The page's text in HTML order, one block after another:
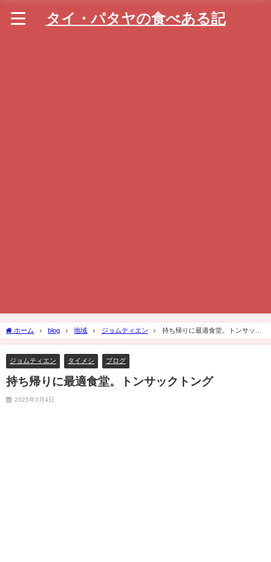
タイ・パタヤの食べある記
ホーム blog 地域 ジョムティエン
持ち帰りに最適食堂。トンサック
トング
ジョムティエン タイメシ ブログ
持ち帰りに最適食堂。トンサックトング
2025年3月4日